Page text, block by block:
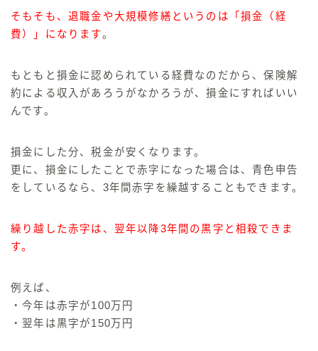
そもそも、退職金や大規模修繕というのは「損金（経
費）」になります。
もともと損金に認められている経費なのだから、保険解
約による収入があろうがなかろうが、損金にすればいい
んです。
損金にした分、税金が安くなります。
更に、損金にしたことで赤字になった場合は、青色申告
をしているなら、3年間赤字を繰越することもできます。
繰り越した赤字は、翌年以降3年間の黒字と相殺できま
す。
例えば、
・今年は赤字が100万円
・翌年は黒字が150万円